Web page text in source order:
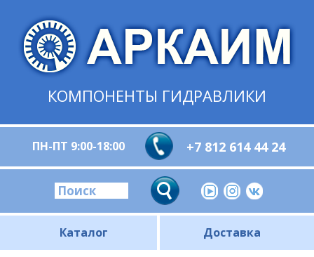
КОМПОНЕНТЫ ГИДРАВЛИКИ
ПН-ПТ 9:00-18:00 +7 812 614 44 24
Каталог Доставка